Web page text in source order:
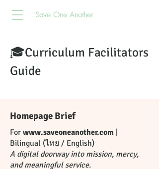
Save One Another
🎓Curriculum Facilitators
Guide
Homepage Brief
For www.saveoneanother.com
Bilingual (ไทย / English)
A digital doorway into mission, mercy,
and meaningful service.​